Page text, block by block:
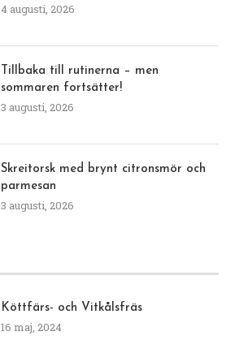
4 augusti, 2026
Tillbaka till rutinerna – men
sommaren fortsätter!
3 augusti, 2026
Skreitorsk med brynt citronsmör och
parmesan
3 augusti, 2026
Köttfärs- och Vitkålsfräs
16 maj, 2024